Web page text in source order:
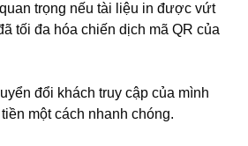
trọng nếu tài liệu in được vứt
tối đa hóa chiến dịch mã QR của
đổi khách truy cập của mình
một cách nhanh chóng.